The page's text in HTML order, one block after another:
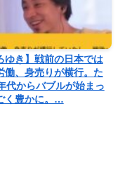
ゆき】戦前の日本では
働、身売りが横行。た
代からバブルが始まっ
く豊かに。…